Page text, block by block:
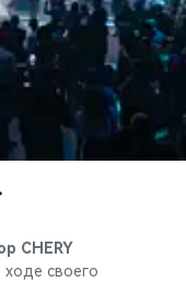
CHERY
ходе своего